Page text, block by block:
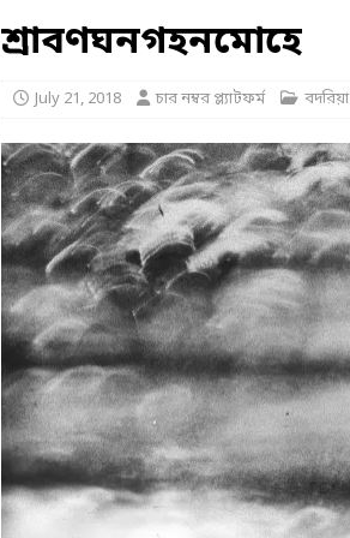
শ্রাবণঘনগহনমোহে
July 21, 2018 চার নম্বর প্ল্যাটফর্ম